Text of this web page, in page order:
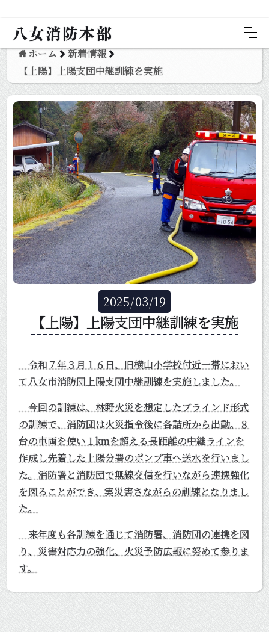
八女消防本部
ホーム
新着情報
【上陽】上陽支団中継訓練を実施
2025/03/19
【上陽】上陽支団中継訓練を実施
令和７年３月１６日、旧横山小学校付近一帯におい
て八女市消防団上陽支団中継訓練を実施しました。
今回の訓練は、林野火災を想定したブラインド形式
の訓練で、消防団は火災指令後に各詰所から出動。８
台の車両を使い１kmを超える長距離の中継ラインを
作成し先着した上陽分署のポンプ車へ送水を行いまし
た。消防署と消防団で無線交信を行いながら連携強化
を図ることができ、実災害さながらの訓練となりまし
た。
来年度も各訓練を通じて消防署、消防団の連携を図
り、災害対応力の強化、火災予防広報に努めて参りま
す。